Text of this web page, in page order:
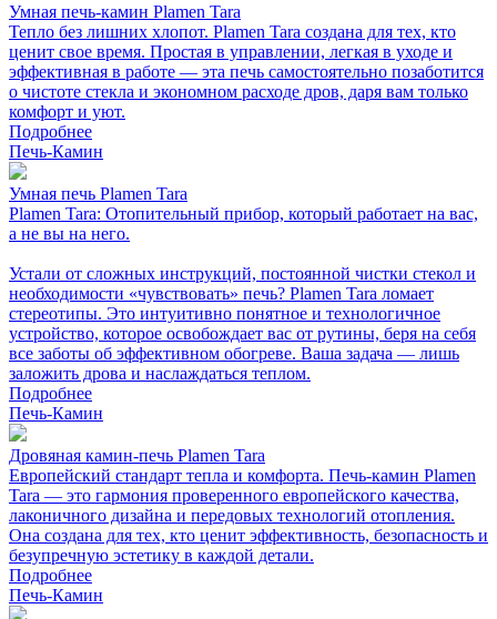
Умная печь-камин Plamen Tara
Тепло без лишних хлопот. Plamen Tara создана для тех, кто
ценит свое время. Простая в управлении, легкая в уходе и
эффективная в работе — эта печь самостоятельно позаботится
о чистоте стекла и экономном расходе дров, даря вам только
комфорт и уют.
Подробнее
Печь-Камин
Умная печь Plamen Tara
Plamen Tara: Отопительный прибор, который работает на вас,
а не вы на него.
Устали от сложных инструкций, постоянной чистки стекол и
необходимости «чувствовать» печь? Plamen Tara ломает
стереотипы. Это интуитивно понятное и технологичное
устройство, которое освобождает вас от рутины, беря на себя
все заботы об эффективном обогреве. Ваша задача — лишь
заложить дрова и наслаждаться теплом.
Подробнее
Печь-Камин
Дровяная камин-печь Plamen Tara
Европейский стандарт тепла и комфорта. Печь-камин Plamen
Tara — это гармония проверенного европейского качества,
лаконичного дизайна и передовых технологий отопления.
Она создана для тех, кто ценит эффективность, безопасность и
безупречную эстетику в каждой детали.
Подробнее
Печь-Камин